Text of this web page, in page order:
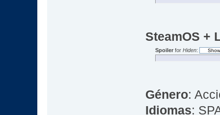
SteamOS +
Spoilerfor Hiden:
Género:
Idiomas: